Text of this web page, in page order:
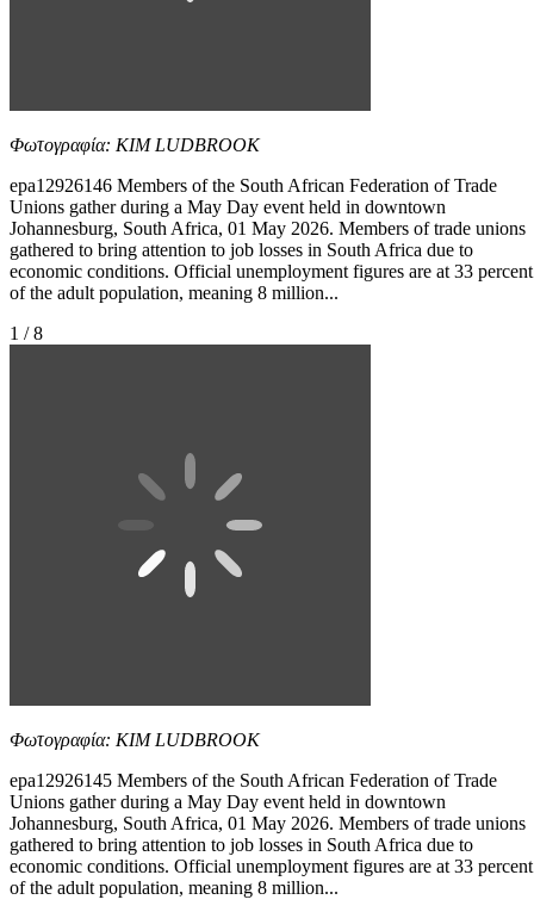
Φωτογραφία: KIM LUDBROOK
epa12926146 Members of the South African Federation of Trade
Unions gather during a May Day event held in downtown
Johannesburg, South Africa, 01 May 2026. Members of trade unions
gathered to bring attention to job losses in South Africa due to
economic conditions. Official unemployment figures are at 33 percent
of the adult population, meaning 8 million...
1 / 8
Φωτογραφία: KIM LUDBROOK
epa12926145 Members of the South African Federation of Trade
Unions gather during a May Day event held in downtown
Johannesburg, South Africa, 01 May 2026. Members of trade unions
gathered to bring attention to job losses in South Africa due to
economic conditions. Official unemployment figures are at 33 percent
of the adult population, meaning 8 million...